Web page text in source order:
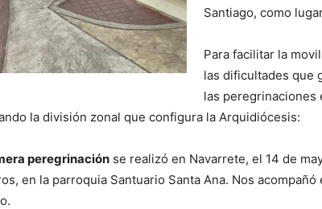
Santiago, como
Para facilitar la
las dificultades que
las peregrinaciones
la división zonal que configura la Arquidiócesis:
peregrinación se realizó en Navarrete, el 14 de
en la parroquia Santuario Santa Ana. Nos acompañó